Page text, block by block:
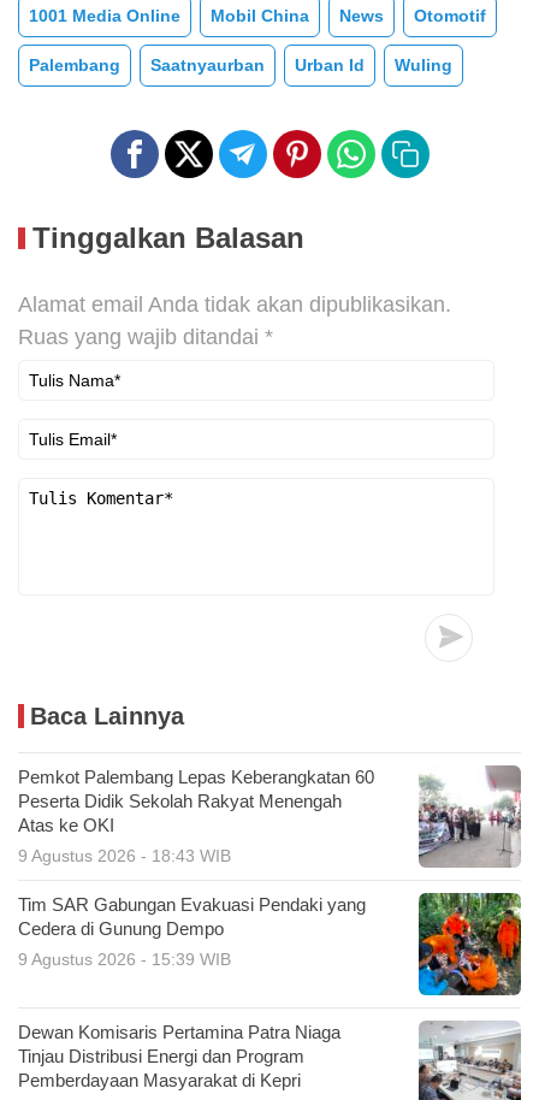
1001 Media Online Mobil China News Otomotif
Palembang Saatnyaurban Urban Id Wuling
Tinggalkan Balasan
Alamat email Anda tidak akan dipublikasikan.
Ruas yang wajib ditandai *
Baca Lainnya
Pemkot Palembang Lepas Keberangkatan 60
Peserta Didik Sekolah Rakyat Menengah
Atas ke OKI
9 Agustus 2026 - 18:43 WIB
Tim SAR Gabungan Evakuasi Pendaki yang
Cedera di Gunung Dempo
9 Agustus 2026 - 15:39 WIB
Dewan Komisaris Pertamina Patra Niaga
Tinjau Distribusi Energi dan Program
Pemberdayaan Masyarakat di Kepri